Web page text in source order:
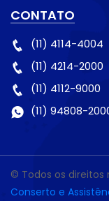
CONTATO
(11) 4114-4004
(11) 4214-2000
(11) 4112-9000
(11) 94808-
© Todos os direitos
Conserto e